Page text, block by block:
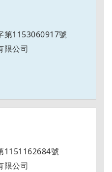
第1153060917號
限公司
1151162684號
限公司